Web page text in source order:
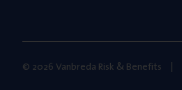
© 2026 Vanbreda Risk & Benefits